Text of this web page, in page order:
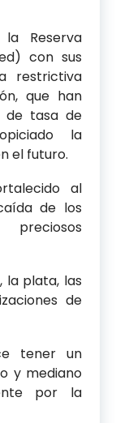
Reserva
con sus
restrictiva
que han
de tasa de
la
el futuro.
al
de los
la plata, las
de
tener un
y mediano
por la